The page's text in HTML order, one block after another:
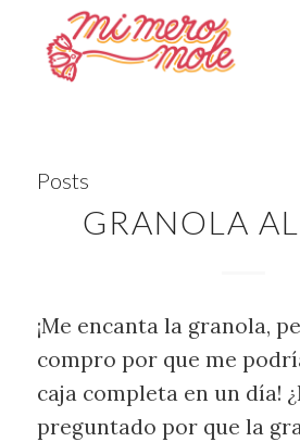
Posts
GRANOLA
¡Me encanta la granola,
compro por que me
caja completa en un día!
preguntado por que la